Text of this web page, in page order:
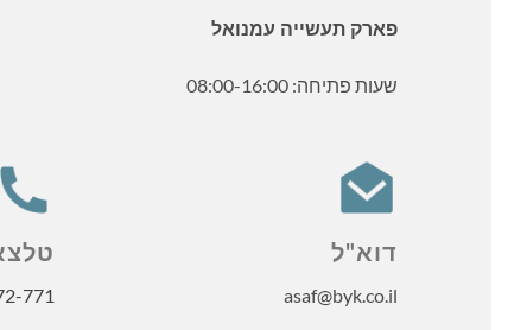
פארק תעשייה עמנואל
שעות פתיחה: 08:00-16:00
דוא"ל
asaf@byk.co.il
771